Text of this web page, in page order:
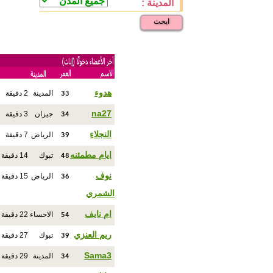
المدينة :
ابحث
هدوء 33 المدينة 2 دقيقة
na27
34 جيزان 3 دقيقة
النجلاءِ 39 الرياض 7 دقيقة
ايام مطمئنه48 تبوك 14 دقيقة
نوف
الشمري
36 الرياض 15 دقيقة
ام نايف 54 الاحساء 22 دقيقة
ريم العنزي 39 تبوك 27 دقيقة
Sama3
34 المدينة 29 دقيقة